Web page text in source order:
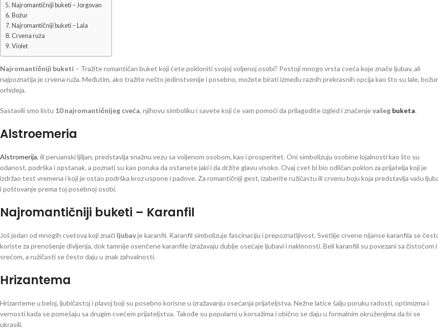
Najromantičniji buketi – Jorgovan
Božur
Najromantičniji buketi – Lala
Crvena ruža
Violet
Najromantičniji buketi – Tražite romantičan buket koji ćete pokloniti svojoj voljenoj osobi? Postoji mnogo vrsta cveća koje znače ljubav, ali
najpoznatija je crvena ruža. Međutim, ako tražite nešto jedinstvenije i posebno, možete birati između raznih prekrasnih opcija kao što su lale,
orhideja.
Sastavili smo listu 10 najromantičnijeg cveća, njihovu simboliku i savete koji će vam pomoći da prilagodite izgled i značenjevašeg buketa.
Alstroemeria
Alstromerija, ili peruanski ljiljan, predstavlja snažnu vezu sa voljenom osobom, kao i prosperitet. Oni simbolizuju osobine lojalnosti kao što su
odanost, podrška i opstanak, a poznati su kao poruka da ostanete jaki i da držite glavu visoko. Ovaj cvet bi bio odličan poklon za prijatelja koji je
izdržao test vremena i koji je ostao podrška kroz uspone i padove. Za romantičniji gest, izaberite ružičastu ili crvenu boju koja predstavlja vašu
i poštovanje prema toj posebnoj osobi.
Najromantičniji buketi – Karanfil
Još jedan od mnogih cvetova koji znači ljubavje karanfil. Karanfil simbolizuje fascinaciju i prepoznatljivost. Svetlije crvene nijanse karanfila se
koriste za prenošenje divljenja, dok tamnije osenčene karanfile izražavaju dublje osećaje ljubavi i naklonosti. Beli karanfili su povezani sa čistoćom i
srećom, a ružičasti se često daju u znak zahvalnosti.
Hrizantema
Hrizanteme u beloj, ljubičastoj i plavoj boji su posebno korisne u izražavanju osećanja prijateljstva. Nežne latice šalju poruku radosti, optimizma i
vernosti kada se pomešaju sa drugim cvećem prijateljstva. Takođe su popularni u korsažima i obično se daju u formalnim okruženjima da bi se
ukrasili.